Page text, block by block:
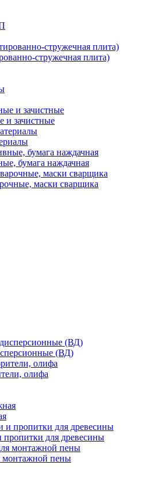
стружечная плита)
и зачистные
бумага наждачная
маски сварщика
(ВД)
олифа
пропитки для древесины
монтажной пены